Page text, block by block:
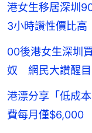
港女生移居深圳
3小時讚性價比高
00後港女生深圳
奴 網民大讚醒目
港漂分享「低成
費每月僅$6,000